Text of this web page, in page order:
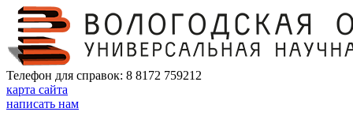
Телефон для справок: 8 8172 759212
карта сайта
написать нам